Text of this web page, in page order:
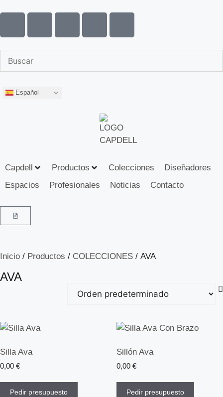
Español
Capdell Productos Colecciones
Diseñadores
Espacios
Profesionales Noticias Contacto
Inicio / Productos / COLECCIONES / AVA
AVA
Silla Ava
0,00 €
Pedir presupuesto
Sillón Ava
0,00 €
Pedir presupuesto